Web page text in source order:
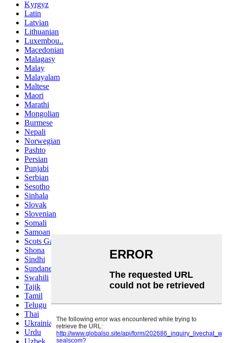
Kyrgyz
Latin
Latvian
Lithuanian
Luxembou..
Macedonian
Malagasy
Malay
Malayalam
Maltese
Maori
Marathi
Mongolian
Burmese
Nepali
Norwegian
Pashto
Persian
Punjabi
Serbian
Sesotho
Sinhala
Slovak
Slovenian
Somali
Samoan
Scots Gaelic
Shona
Sindhi
Sundanese
Swahili
Tajik
Tamil
Telugu
Thai
Ukrainian
Urdu
Uzbek